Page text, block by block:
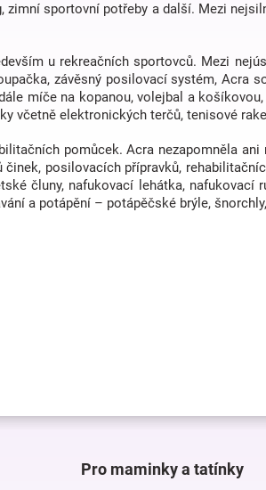
sportovní potřeby a další. Mezi
u rekreačních sportovců. Mezi
závěsný posilovací systém, Acra
míče na kopanou, volejbal a
včetně elektronických terčů, tenisové
pomůcek. Acra nezapomněla
posilovacích přípravků,
čluny, nafukovací lehátka, nafukovací
a potápění – potápěčské brýle,
Pro maminky a tatínky